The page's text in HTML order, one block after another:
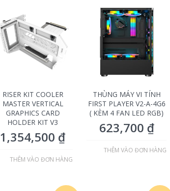
RISER KIT COOLER
MASTER VERTICAL
GRAPHICS CARD
HOLDER KIT V3
1,354,500 ₫
THÊM VÀO ĐƠN HÀNG
THÙNG MÁY VI TÍNH
FIRST PLAYER V2-A-4G6
( KÈM 4 FAN LED RGB)
623,700 ₫
THÊM VÀO ĐƠN HÀNG